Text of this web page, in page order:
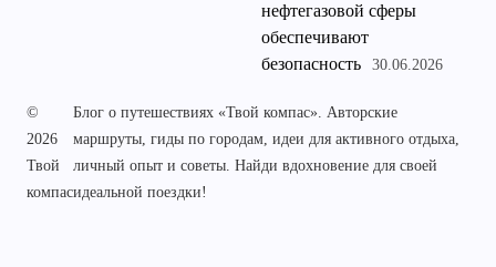
нефтегазовой сферы
обеспечивают
безопасность
30.06.2026
©
2026
Твой
компас
Блог о путешествиях «Твой компас». Авторские
маршруты, гиды по городам, идеи для активного отдыха,
личный опыт и советы. Найди вдохновение для своей
идеальной поездки!